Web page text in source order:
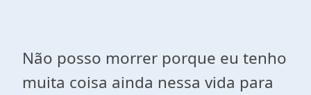
Não posso morrer porque eu tenho
muita coisa ainda nessa vida para